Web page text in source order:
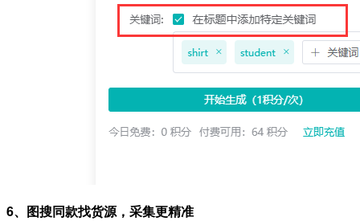
6、图搜同款找货源，采集更精准